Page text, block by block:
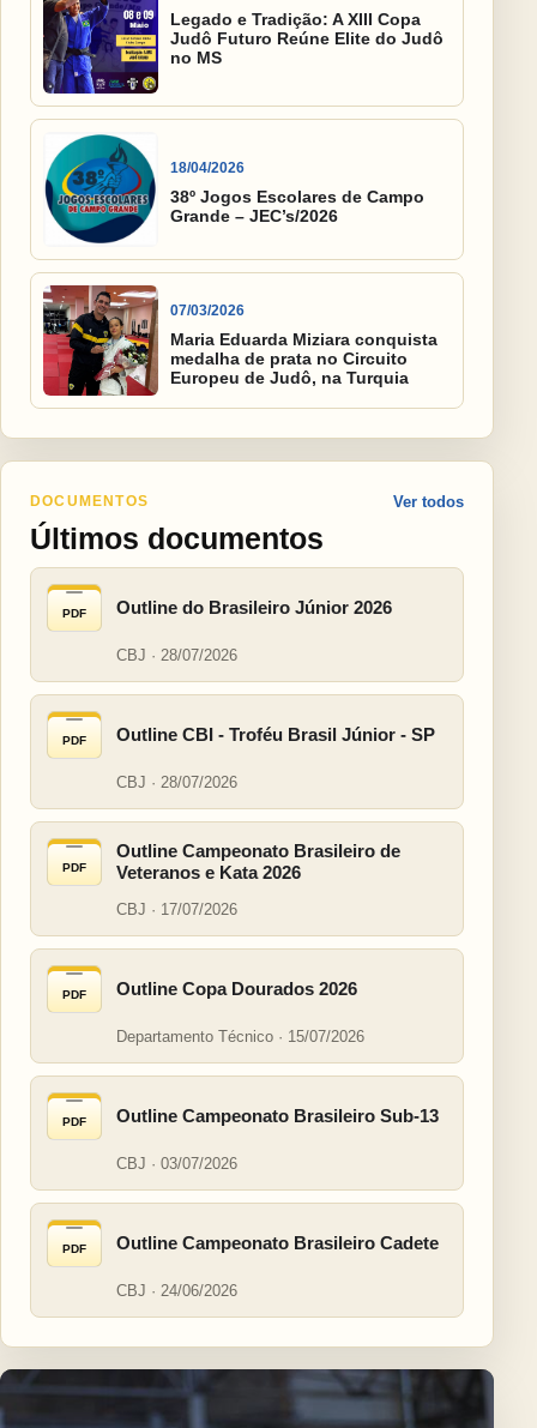
Legado e Tradição: A XIII Copa
Judô Futuro Reúne Elite do Judô
no MS
18/04/2026
38º Jogos Escolares de Campo
Grande – JEC’s/2026
07/03/2026
Maria Eduarda Miziara conquista
medalha de prata no Circuito
Europeu de Judô, na Turquia
DOCUMENTOS
Últimos documentos
Ver todos
PDF Outline do Brasileiro Júnior 2026
CBJ · 28/07/2026
PDF Outline CBI - Troféu Brasil Júnior - SP
CBJ · 28/07/2026
PDF
Outline Campeonato Brasileiro de
Veteranos e Kata 2026
CBJ · 17/07/2026
PDF Outline Copa Dourados 2026
Departamento Técnico · 15/07/2026
PDF Outline Campeonato Brasileiro Sub-13
CBJ · 03/07/2026
PDF Outline Campeonato Brasileiro Cadete
CBJ · 24/06/2026